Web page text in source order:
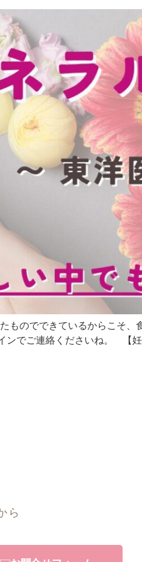
ものでできているからこそ
ンでご連絡くださいね。 【
ら